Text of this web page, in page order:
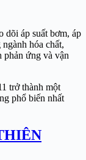
dõi áp suất bơm, áp
hóa chất,
phản ứng và vận
trở thành một
phổ biến nhất